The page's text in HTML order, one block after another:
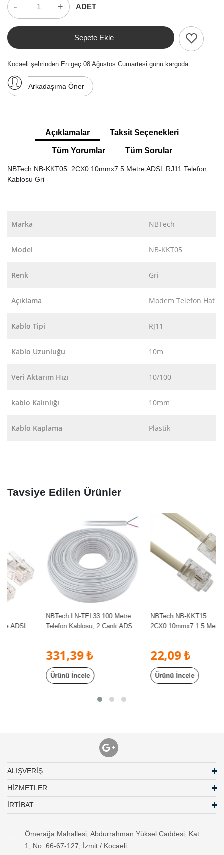
- + ADET
Sepete Ekle
Kocaeli şehrinden En geç 08 Ağustos Cumartesi günü kargoda
Arkadaşıma Öner
Açıklamalar Taksit Seçenekleri
Tüm Yorumlar Tüm Sorular
NBTech NB-KKT05 2CX0.10mmx7 5 Metre ADSL RJ11 Telefon
Kablosu Gri
Marka NBTech
Model NB-KKT05
Renk Gri
Açıklama Modem Telefon Hat
Kablo Tipi RJ11
Kablo Uzunluğu 10m
Veri Aktarım Hızı 10/100
kablo Kalınlığı 10mm
Kablo Kaplama Plastik
Tavsiye Edilen Ürünler
NBTech LN-TEL33 100 Metre
Telefon Kablosu, 2 Canlı ADSL
331,39 ₺
Ürünü İncele
NBTech NB-KKT15
2CX0.10mmx7 1.5 Metre ADSL
22,09 ₺
Ürünü İncele
ALIŞVERİŞ
HİZMETLER
İRTİBAT
Ömerağa Mahallesi, Abdurrahman Yüksel Caddesi, Kat:
1, No: 66-67-127, İzmit / Kocaeli